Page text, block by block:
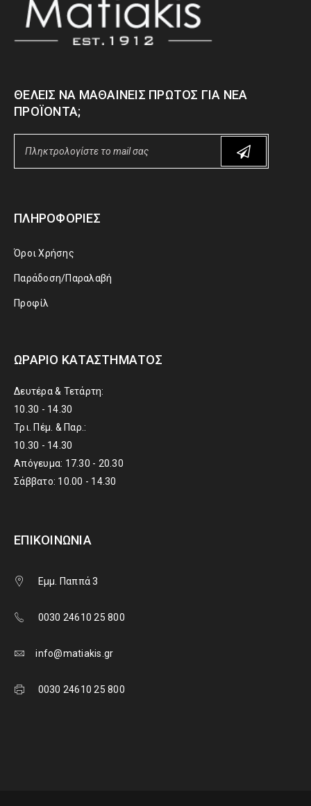
ΘΈΛΕΙΣ ΝΑ ΜΑΘΑΊΝΕΙΣ ΠΡΏΤΟΣ ΓΙΑ ΝΈΑ
ΠΡΟΪΌΝΤΑ;
ΠΛΗΡΟΦΟΡΊΕΣ
Όροι Χρήσης
Παράδοση/Παραλαβή
Προφίλ
ΩΡΆΡΙΟ ΚΑΤΑΣΤΉΜΑΤΟΣ
Δευτέρα & Τετάρτη:
10.30 - 14.30
Τρι. Πέμ. & Παρ.:
10.30 - 14.30
Απόγευμα: 17.30 - 20.30
Σάββατο: 10.00 - 14.30
ΕΠΙΚΟΙΝΩΝΊΑ
Εμμ. Παππά 3
0030 24610 25 800
info@matiakis.gr
0030 24610 25 800